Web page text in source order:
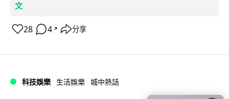
文
28 4 ↗ 分享
科技娛樂 生活娛樂 城中熱話